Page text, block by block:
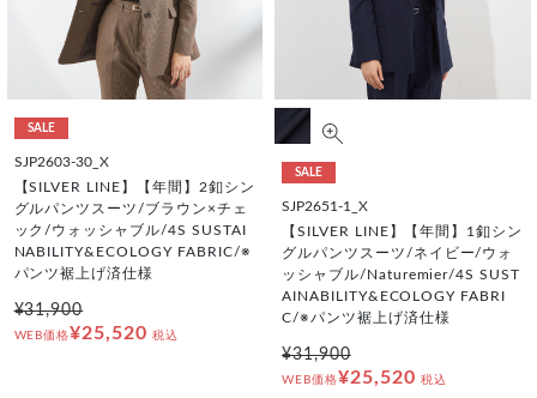
SALE
SJP2603-30_X
【SILVER LINE】【年間】2釦シン
グルパンツスーツ/ブラウン×チェ
ック/ウォッシャブル/4S SUSTAI
NABILITY&ECOLOGY FABRIC/※
パンツ裾上げ済仕様
¥31,900
WEB価格¥25,520 税込
SALE
SJP2651-1_X
【SILVER LINE】【年間】1釦シン
グルパンツスーツ/ネイビー/ウォ
ッシャブル/Naturemier/4S SUST
AINABILITY&ECOLOGY FABRI
C/※パンツ裾上げ済仕様
¥31,900
WEB価格¥25,520 税込